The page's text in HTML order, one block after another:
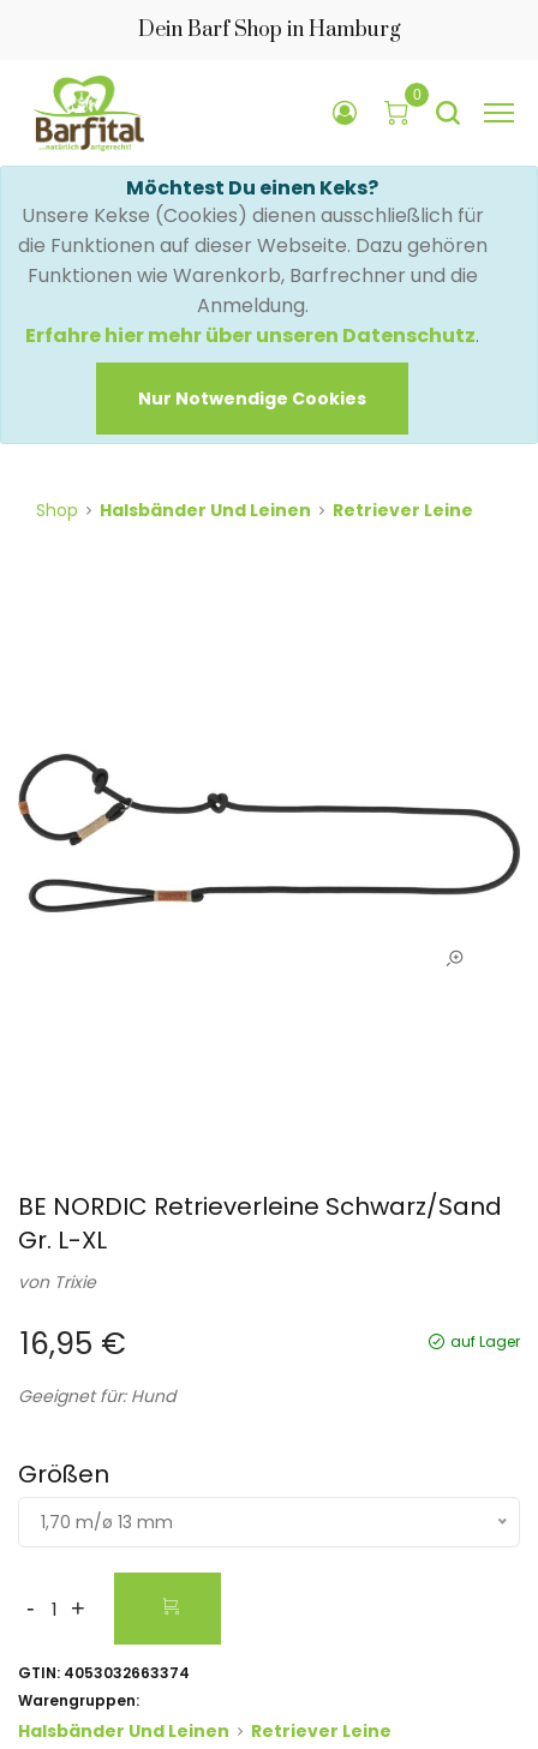
Dein Barf Shop in Hamburg
0
Möchtest Du einen Keks?
Unsere Kekse (Cookies) dienen ausschließlich für
die Funktionen auf dieser Webseite. Dazu gehören
Funktionen wie Warenkorb, Barfrechner und die
Anmeldung.
Erfahre hier mehr über unseren Datenschutz.
Nur Notwendige Cookies
Shop Halsbänder Und Leinen Retriever Leine
BE NORDIC Retrieverleine Schwarz/Sand
Gr. L-XL
von Trixie
16,95 € auf Lager
Geeignet für: Hund
Größen
1,70 m/ø 13 mm
- +
GTIN: 4053032663374
Warengruppen:
Halsbänder Und Leinen Retriever Leine